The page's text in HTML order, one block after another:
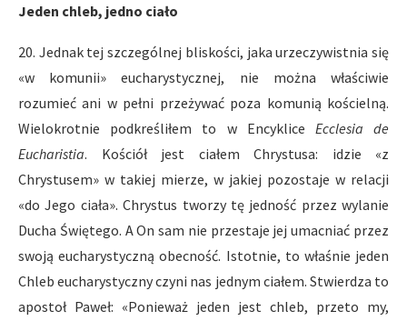
Jeden chleb, jedno ciało
20. Jednak tej szczególnej bliskości, jaka urzeczywistnia się
«w komunii» eucharystycznej, nie można właściwie
rozumieć ani w pełni przeżywać poza komunią kościelną.
Wielokrotnie podkreśliłem to w Encyklice Ecclesia de
Eucharistia. Kościół jest ciałem Chrystusa: idzie «z
Chrystusem» w takiej mierze, w jakiej pozostaje w relacji
«do Jego ciała». Chrystus tworzy tę jedność przez wylanie
Ducha Świętego. A On sam nie przestaje jej umacniać przez
swoją eucharystyczną obecność. Istotnie, to właśnie jeden
Chleb eucharystyczny czyni nas jednym ciałem. Stwierdza to
apostoł Paweł: «Ponieważ jeden jest chleb, przeto my,